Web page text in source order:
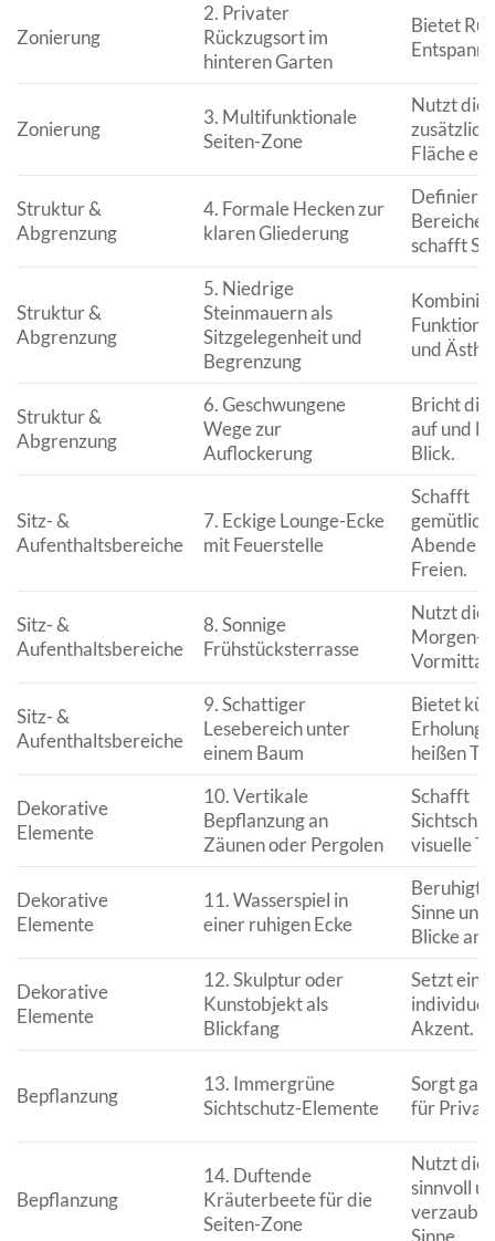
Zonierung
2. Privater
Rückzugsort im
hinteren Garten
Bietet
Zonierung
3. Multifunktionale
Seiten-Zone
Nutzt die
Fläche
Struktur &
Abgrenzung
4. Formale Hecken zur
klaren Gliederung
Definiert
Bereiche
schafft
Struktur &
Abgrenzung
5. Niedrige
Steinmauern als
Sitzgelegenheit und
Begrenzung
und
Struktur &
Abgrenzung
6. Geschwungene
Wege zur
Auflockerung
Bricht die
auf und
Blick.
Sitz- &
Aufenthaltsbereiche
7. Eckige Lounge-Ecke
mit Feuerstelle
Schafft
Abende
Freien.
Sitz- &
Aufenthaltsbereiche
8. Sonnige
Frühstücksterrasse
Nutzt die
Morgen-
Sitz- &
Aufenthaltsbereiche
9. Schattiger
Lesebereich unter
einem Baum
Bietet
Erholung
heißen
Dekorative
Elemente
10. Vertikale
Bepflanzung an
Zäunen oder Pergolen
Schafft
visuelle
Dekorative
Elemente
11. Wasserspiel in
einer ruhigen Ecke
Beruhigt
Sinne und
Blicke an.
Dekorative
Elemente
12. Skulptur oder
Kunstobjekt als
Blickfang
Setzt
Akzent.
Bepflanzung
13. Immergrüne
Sichtschutz-Elemente
Sorgt
für
Bepflanzung
14. Duftende
Kräuterbeete für die
Seiten-Zone
Nutzt die
sinnvoll
Sinne.